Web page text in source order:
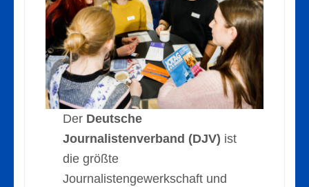
Der Deutsche
Journalistenverband (DJV) ist
die größte
Journalistengewerkschaft und